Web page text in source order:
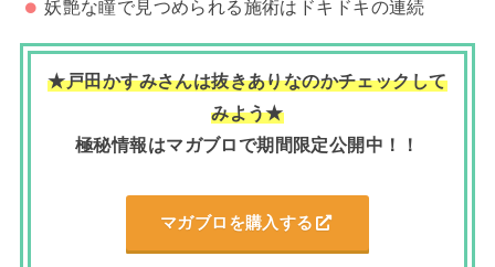
妖艶な瞳で見つめられる施術はドキドキの連続
★戸田かすみさんは抜きありなのかチェックして
みよう★
極秘情報はマガブロで期間限定公開中！！
マガブロを購入する